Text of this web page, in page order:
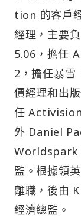
tion 的客戶
經理，主要
5.06，擔任
2，擔任暴
價經理和出
任 Activision
外 Daniel
Worldspark
監。根據領
離職，後由
經濟總監。